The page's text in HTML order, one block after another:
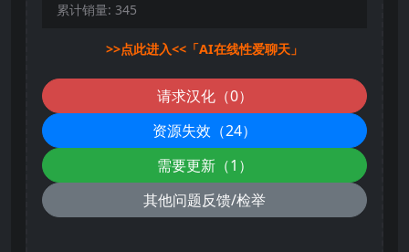
累计销量: 345
>>点此进入<<「AI在线性爱聊天」
请求汉化（0）
资源失效（24）
需要更新（1）
其他问题反馈/检举